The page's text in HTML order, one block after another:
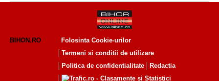
BIHON.RO
Folosinta Cookie-urilor
Termeni si conditii de utilizare
Politica de confidentialitate
Redactia